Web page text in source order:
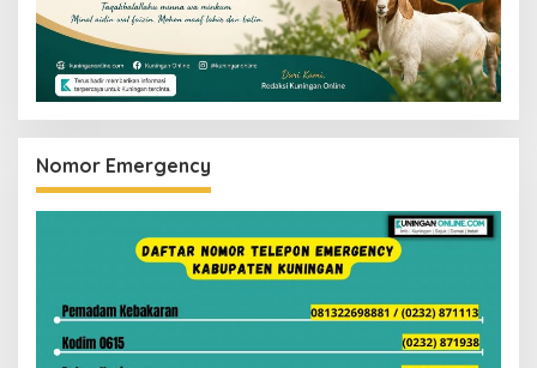
Nomor Emergency